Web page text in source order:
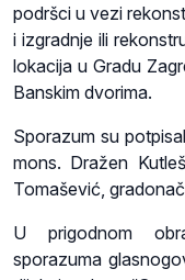
podršci u vezi
i izgradnje ili
lokacija u Gradu
Banskim dvorima.
Sporazum su
mons. Dražen
Tomašević,
U prigodnom
sporazuma